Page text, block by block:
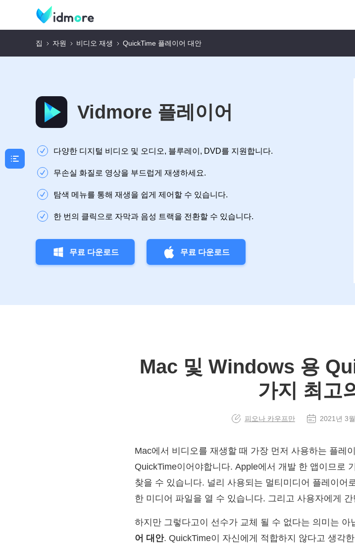
집 자원 비디오 재생 QuickTime 플레이어 대안
Vidmore 플레이어
다양한 디지털 비디오 및 오디오, 블루레이, DVD를 지원합니다.
무손실 화질로 영상을 부드럽게 재생하세요.
탐색 메뉴를 통해 재생을 쉽게 제어할 수 있습니다.
한 번의 클릭으로 자막과 음성 트랙을 전환할 수 있습니다.
무료 다운로드 무료 다운로드
Mac 및 Windows 용
가지 최고
피오나 카우프만 2021년 3
Mac에서 비디오를 재생할 때 가장 먼저 사용하는 플레
QuickTime이어야합니다. Apple에서 개발 한 앱이므로
찾을 수 있습니다. 널리 사용되는 멀티미디어 플레이어
한 미디어 파일을 열 수 있습니다. 그리고 사용자에게
하지만 그렇다고이 선수가 교체 될 수 없다는 의미는 아
어 대안. QuickTime이 자신에게 적합하지 않다고 생각